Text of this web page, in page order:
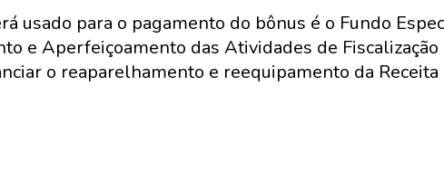
usado para o pagamento do bônus é o Fundo
e Aperfeiçoamento das Atividades de Fiscalização
o reaparelhamento e reequipamento da Receita